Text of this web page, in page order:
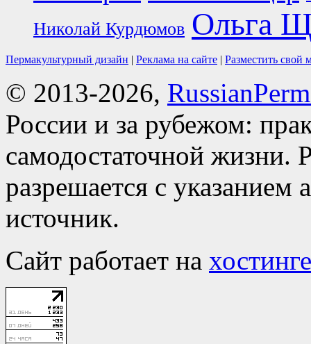
Николай Курдюмов Ольга
Пермакультурный дизайн | Реклама на сайте | Разместить свой
© 2013-2026,
России и за рубежом:
самодостаточной жизни.
разрешается с указанием
источник.
Сайт работает на